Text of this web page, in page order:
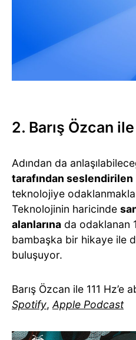
2. Barış Özcan ile
Adından da
tarafından seslendirilen
teknolojiye odaklanmakla
Teknolojinin haricinde
alanlarına da odaklanan
bambaşka bir hikaye ile
buluşuyor.
Barış Özcan ile 111 Hz’e
Spotify, Apple Podcast